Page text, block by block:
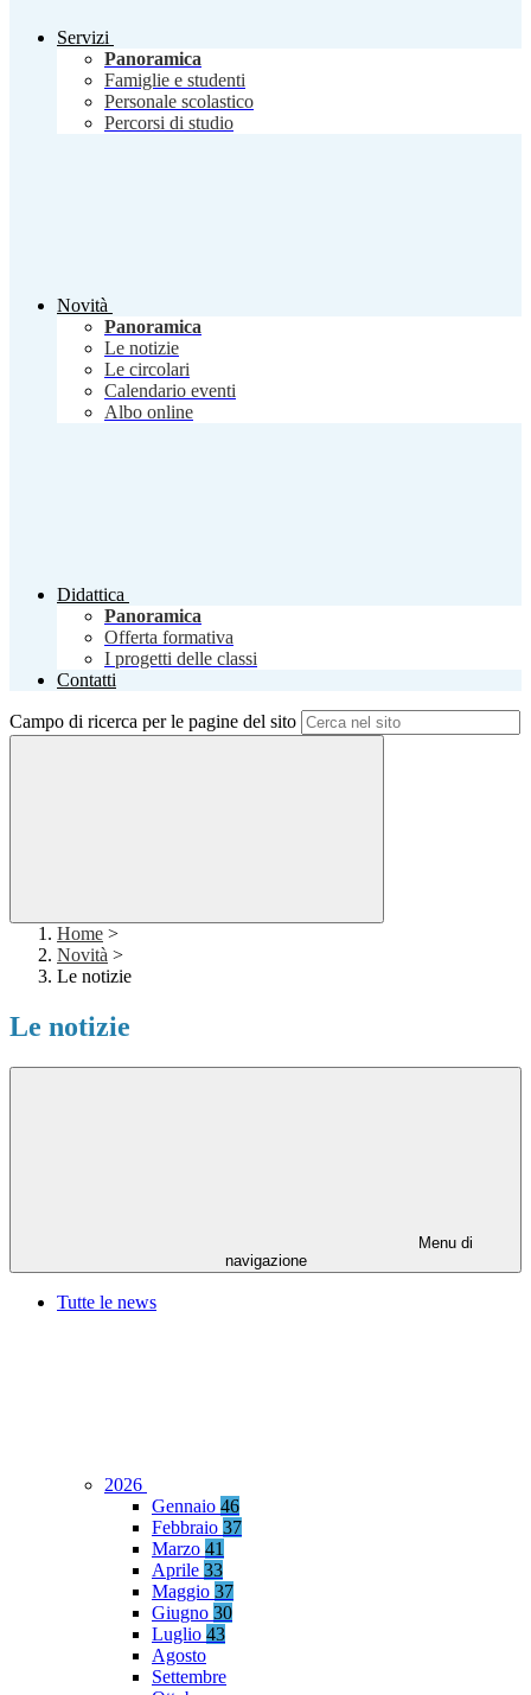
Servizi
Panoramica
Famiglie e studenti
Personale scolastico
Percorsi di studio
Novità
Panoramica
Le notizie
Le circolari
Calendario eventi
Albo online
Didattica
Panoramica
Offerta formativa
I progetti delle classi
Contatti
Campo di ricerca per le pagine del sito
Home >
Novità >
Le notizie
Le notizie
Menu di
navigazione
Tutte le news
2026
Gennaio 46
Febbraio 37
Marzo 41
Aprile 33
Maggio 37
Giugno 30
Luglio 43
Agosto
Settembre